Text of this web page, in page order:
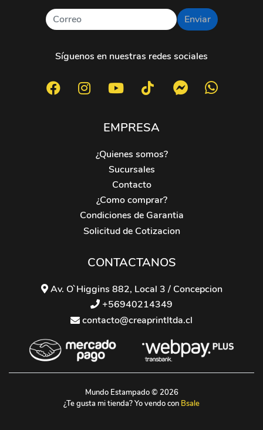
Enviar
Síguenos en nuestras redes sociales
EMPRESA
¿Quienes somos?
Sucursales
Contacto
¿Como comprar?
Condiciones de Garantia
Solicitud de Cotizacion
CONTACTANOS
Av. O`Higgins 882, Local 3 / Concepcion
+56940214349
contacto@creaprintltda.cl
Mundo Estampado © 2026
¿Te gusta mi tienda? Yo vendo con Bsale